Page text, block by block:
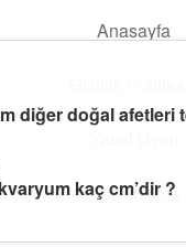
Anasayfa
Hakkımızda
Dijital Köşe
ve ilginç keşiflerle
diğer doğal afetleri
kaç cm’dir ?